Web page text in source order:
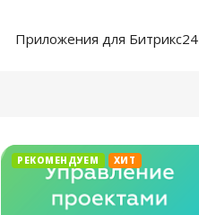
Приложения для Битрикс24
РЕКОМЕНДУЕМ ХИТ